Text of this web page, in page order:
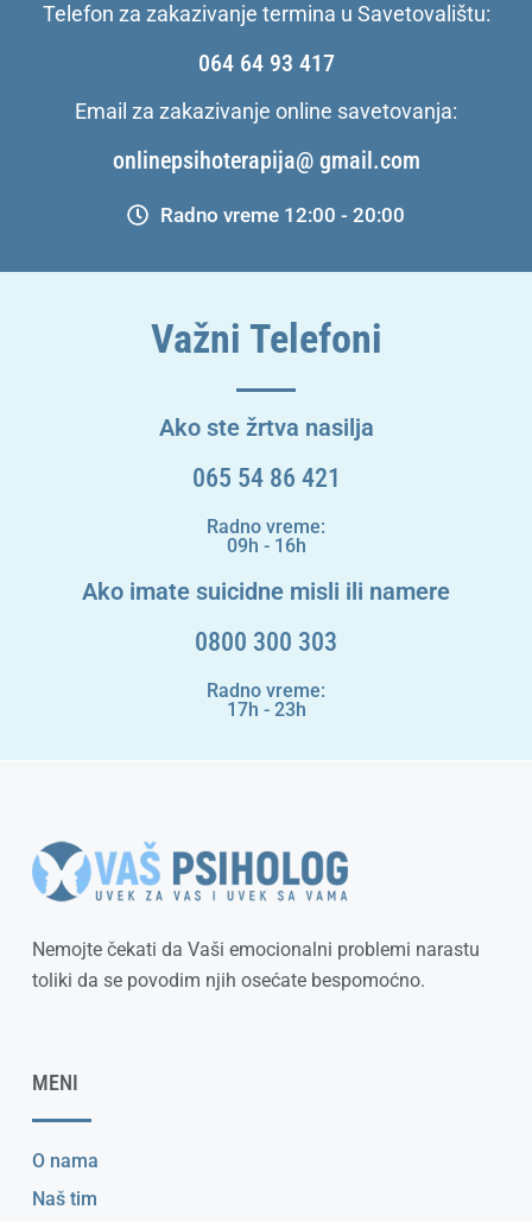
Telefon za zakazivanje termina u Savetovalištu:
064 64 93 417
Email za zakazivanje online savetovanja:
onlinepsihoterapija@ gmail.com
Radno vreme 12:00 - 20:00
Važni Telefoni
Ako ste žrtva nasilja
065 54 86 421
Radno vreme:
09h - 16h
Ako imate suicidne misli ili namere
0800 300 303
Radno vreme:
17h - 23h
Nemojte čekati da Vaši emocionalni problemi narastu
toliki da se povodim njih osećate bespomoćno.
MENI
O nama
Naš tim